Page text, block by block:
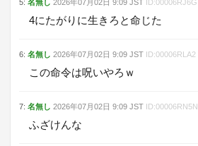
5: 名無し 2026年07月02日 9:09 JST ID:00006RJ6G
4にたがりに生きろと命じた
6: 名無し 2026年07月02日 9:09 JST ID:00006RLA2
この命令は呪いやろｗ
7: 名無し 2026年07月02日 9:09 JST ID:00006RN5N
ふざけんな